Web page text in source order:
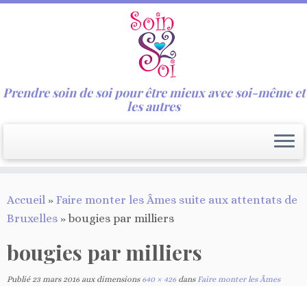
au
contenu
Prendre soin de soi pour être mieux avec soi-même et
les autres
Accueil » Faire monter les Âmes suite aux attentats de
Bruxelles » bougies par milliers
bougies par milliers
Publié 23 mars 2016 aux dimensions640 × 426 dansFaire monter les Âmes